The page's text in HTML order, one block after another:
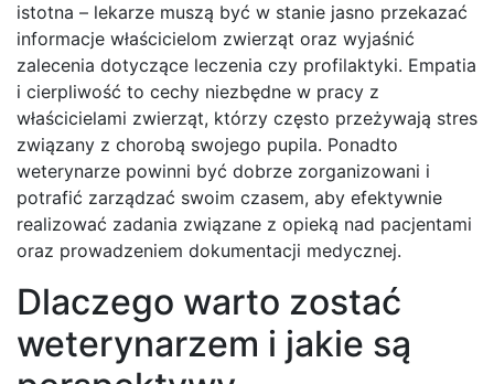
istotna – lekarze muszą być w stanie jasno przekazać
informacje właścicielom zwierząt oraz wyjaśnić
zalecenia dotyczące leczenia czy profilaktyki. Empatia
i cierpliwość to cechy niezbędne w pracy z
właścicielami zwierząt, którzy często przeżywają stres
związany z chorobą swojego pupila. Ponadto
weterynarze powinni być dobrze zorganizowani i
potrafić zarządzać swoim czasem, aby efektywnie
realizować zadania związane z opieką nad pacjentami
oraz prowadzeniem dokumentacji medycznej.
Dlaczego warto zostać
weterynarzem i jakie są